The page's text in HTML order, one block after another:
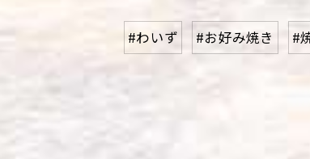
#わいず #お好み焼き #